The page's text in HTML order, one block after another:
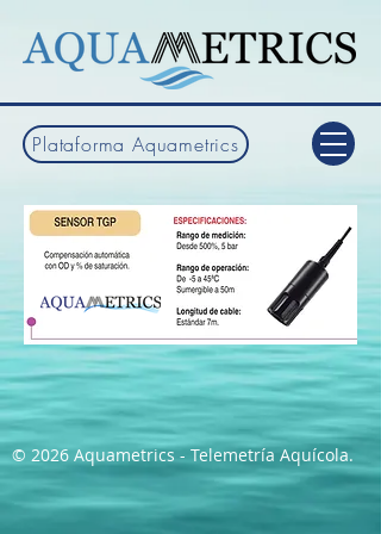
Plataforma Aquametrics
© 2026 Aquametrics - Telemetría Aquícola.